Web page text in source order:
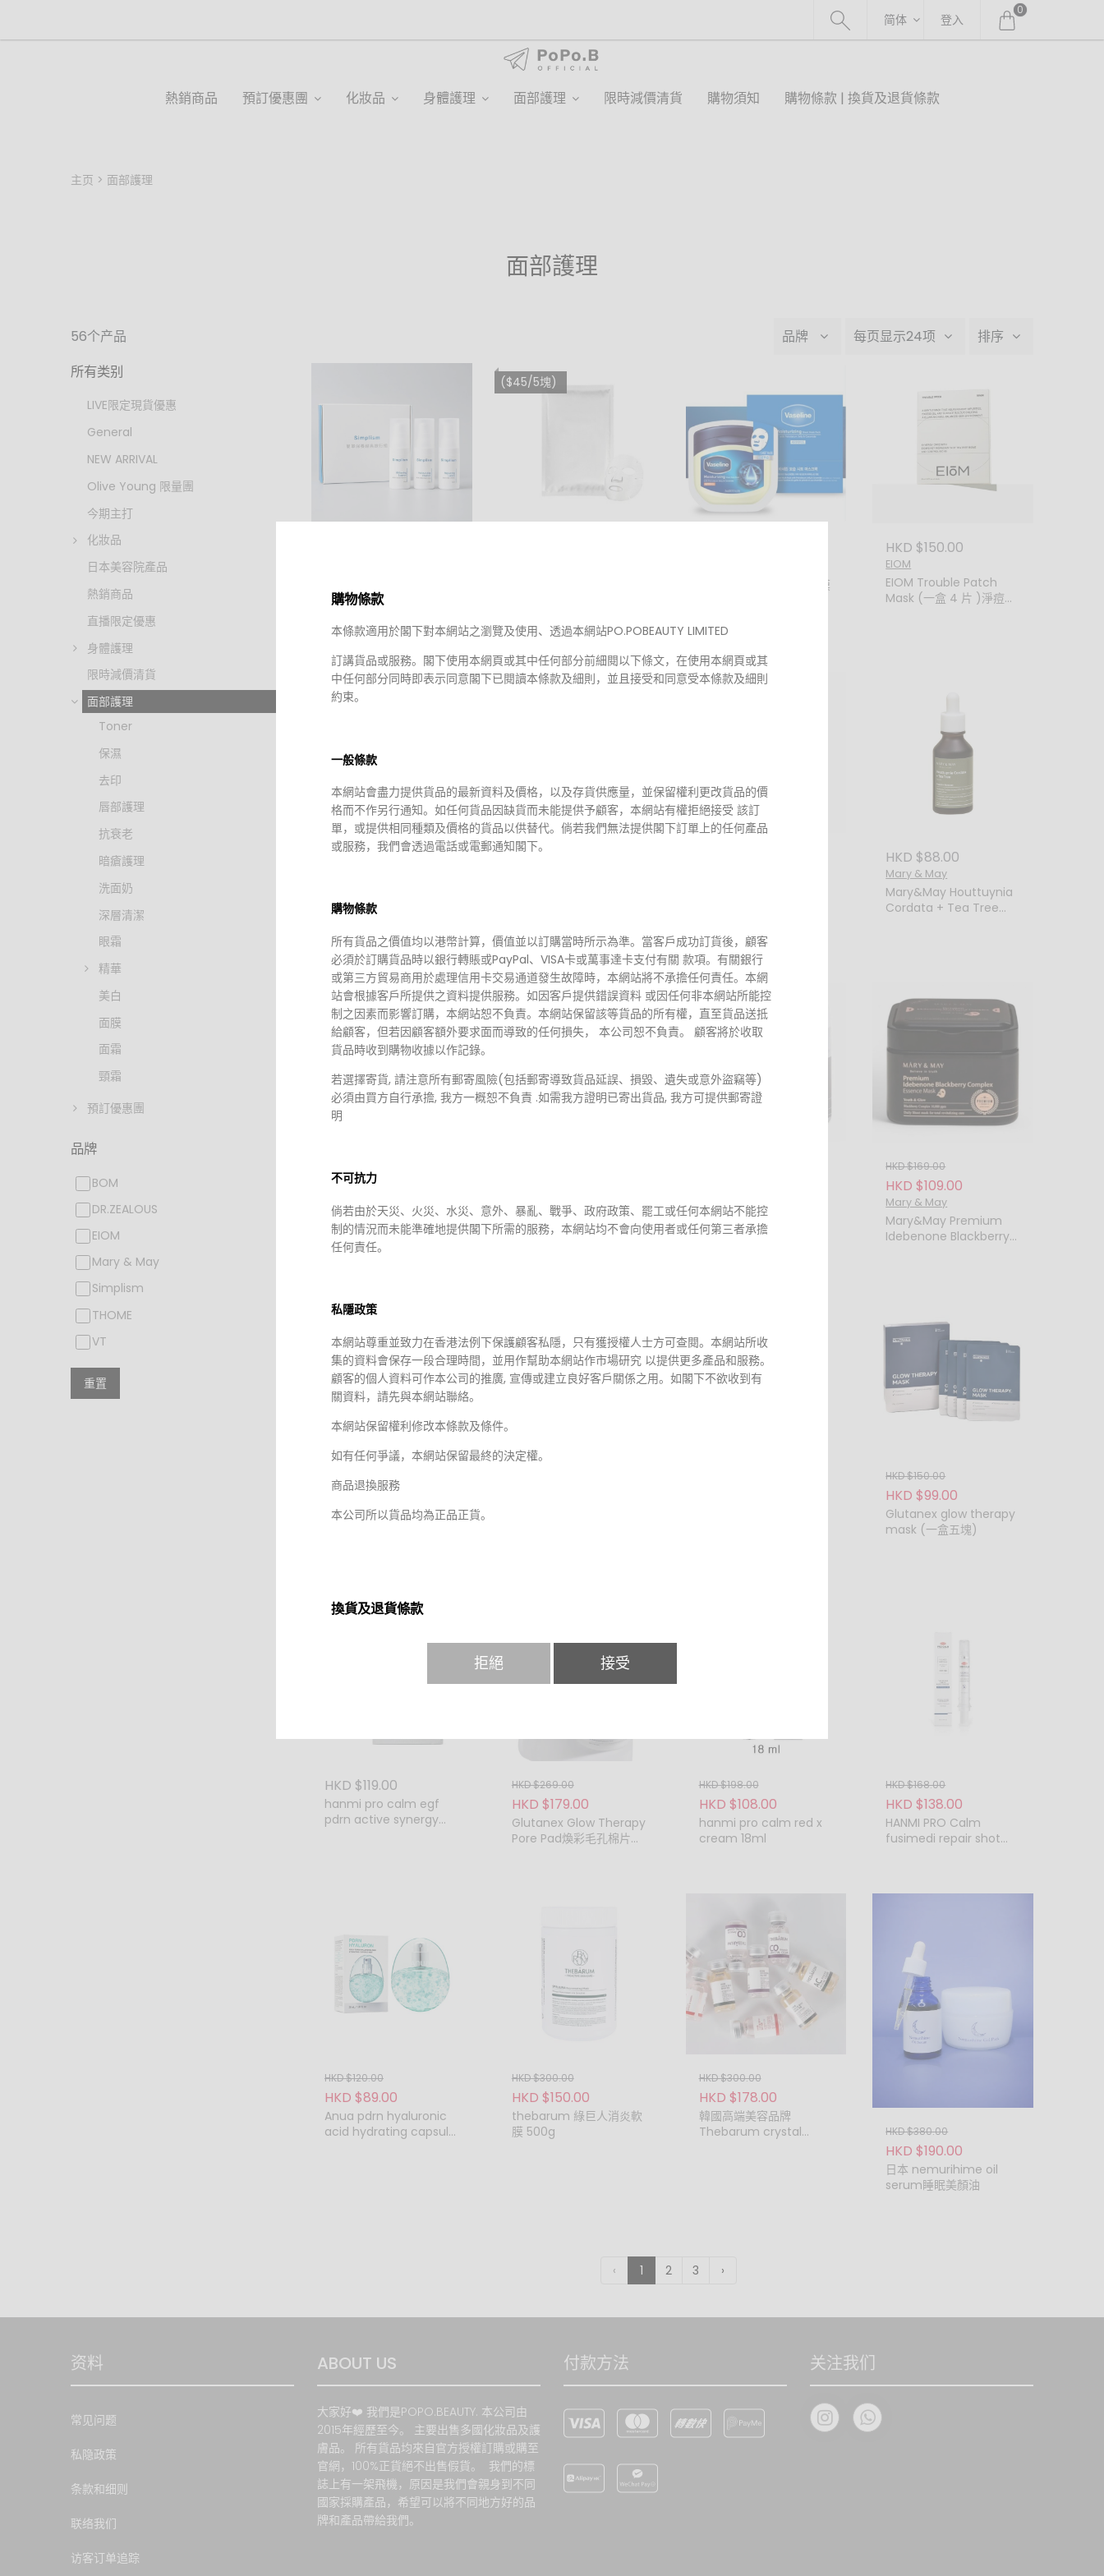
简体 登入
0
熱銷商品 預訂優惠團 化妝品 身體護理 面部護理 限時減價清貨 購物須知 購物條款 | 換貨及退貨條款
主页 面部護理
面部護理
品牌 每页显示24项 排序
56个产品
所有类别
LIVE限定現貨優惠
General
NEW ARRIVAL
Olive Young 限量團
今期主打
化妝品
日本美容院產品
熱銷商品
直播限定優惠
身體護理
限時減價清貨
面部護理
Toner
保濕
去印
唇部護理
抗衰老
暗瘡護理
洗面奶
深層清潔
眼霜
精華
美白
面膜
面霜
頸霜
預訂優惠團
品牌
BOM
DR.ZEALOUS
EIOM
Mary & May
Simplism
THOME
VT
重置
Simplism 簡單保養經典
($45/5塊)
Vaseline 凡士林保濕面膜
HKD $150.00
EIOM
EIOM Trouble Patch
Mask (一盒 4 片 )淨痘修
HKD $199.00
THOME CPR Triple-
Serum 30ML 三效協同抗
皺精華
HKD $39.00
Serum MINI 10ML 煙酰胺
+ 木瓜複合亮白精華
HKD $88.00
Mary & May
Mary&May Houttuynia
Cordata + Tea Tree
Mary & May
Mary&May 6 Peptide
Complex Serum 30ML
六勝肽複合精華
Mary & May
Mary&May Rose
Hyaluronic Hydra Wash
Mary & May
Mary&May
Niacinamide Vitamin C
HKD $169.00
HKD $109.00
Mary & May
Mary&May Premium
Idebenone Blackberry
HKD $115.00
Mary & May
HKD $150.00
HKD $99.00
Glutanex glow therapy
mask (一盒五塊)
HKD $119.00
hanmi pro calm egf
pdrn active synergy
HKD $269.00
HKD $179.00
Glutanex Glow Therapy
Pore Pad煥彩毛孔棉片
HKD $198.00
HKD $108.00
hanmi pro calm red x
cream 18ml
HKD $168.00
HKD $138.00
HANMI PRO Calm
fusimedi repair shot
HKD $120.00
HKD $89.00
Anua pdrn hyaluronic
acid hydrating capsule
HKD $300.00
HKD $150.00
thebarum 綠巨人消炎軟
膜 500g
HKD $300.00
HKD $178.00
韓國高端美容品牌
Thebarum crystal
HKD $380.00
HKD $190.00
日本 nemurihime oil
serum睡眠美顏油
‹ 1 2 3 ›
资料
常见问题
私隐政策
条款和细则
联络我们
访客订单追踪
ABOUT US
大家好❤️ 我們是POPO.BEAUTY. 本公司由
2015年經歷至今。 主要出售多國化妝品及護
膚品。 所有貨品均來自官方授權訂購或購至
官網，100%正貨絕不出售假貨。 我們的標
誌上有一架飛機，原因是我們會親身到不同
國家採購產品，希望可以將不同地方好的品
牌和產品帶給我們。
付款方法 关注我们
購物條款
本條款適用於閣下對本網站之瀏覽及使用、透過本網站PO.POBEAUTY LIMITED
訂講貨品或服務。閣下使用本網頁或其中任何部分前細閱以下條文，在使用本網頁或其
中任何部分同時即表示同意閣下已閱讀本條款及細則，並且接受和同意受本條款及細則
約束。
一般條款
本網站會盡力提供貨品的最新資料及價格，以及存貨供應量，並保留權利更改貨品的價
格而不作另行通知。如任何貨品因缺貨而未能提供予顧客，本網站有權拒絕接受 該訂
單，或提供相同種類及價格的貨品以供替代。倘若我們無法提供閣下訂單上的任何產品
或服務，我們會透過電話或電郵通知閣下。
購物條款
所有貨品之價值均以港幣計算，價值並以訂購當時所示為準。當客戶成功訂貨後，顧客
必須於訂購貨品時以銀行轉賬或PayPal、VISA卡或萬事達卡支付有關 款項。有關銀行
或第三方貿易商用於處理信用卡交易通道發生故障時，本網站將不承擔任何責任。本網
站會根據客戶所提供之資料提供服務。如因客戶提供錯誤資料 或因任何非本網站所能控
制之因素而影響訂購，本網站恕不負責。本網站保留該等貨品的所有權，直至貨品送抵
給顧客，但若因顧客額外要求面而導致的任何損失， 本公司恕不負責。 顧客將於收取
貨品時收到購物收據以作記錄。
若選擇寄貨, 請注意所有郵寄風險(包括郵寄導致貨品延誤、損毀、遺失或意外盜竊等)
必須由買方自行承擔, 我方一概恕不負責 .如需我方證明已寄出貨品, 我方可提供郵寄證
明
不可抗力
倘若由於天災、火災、水災、意外、暴亂、戰爭、政府政策、罷工或任何本網站不能控
制的情況而未能準確地提供閣下所需的服務，本網站均不會向使用者或任何第三者承擔
任何責任。
私隱政策
本網站尊重並致力在香港法例下保護顧客私隱，只有獲授權人士方可查閱。本網站所收
集的資料會保存一段合理時間，並用作幫助本網站作市場研究 以提供更多產品和服務。
顧客的個人資料可作本公司的推廣, 宣傳或建立良好客戶關係之用。如閣下不欲收到有
關資料，請先與本網站聯絡。
本網站保留權利修改本條款及條件。
如有任何爭議，本網站保留最終的決定權。
商品退換服務
本公司所以貨品均為正品正貨。
換貨及退貨條款
– 包裝有封條之產品:
如閣下於本公司購買的有封條之商品於7天內 (以收貨日起計算) 發現品牌, 款式錯誤，
– 包裝沒有封條之產品:
所有包裝沒有封條之產品因衛生問題，無論任何原因，都不設退換。請閣下於購買時小
如要更換或退貨，請保留購買資料，並保證商品完好， 並無任何人為損壞或使用 ，否
則恕未能提供更換或退貨服務，敬請見諒。貼身個人物品不設退換，敬請見諒。
如有任何爭議 ， 本公司保留最終決定權。
本公司保留對各條款及細則作出刪改的權利。
退貨退換服務。
以下情況或產品恕不接受退貨退款或退貨退換服務：
如任何爭議，PO.POBEAUTY網站保留最終決定權不得議異。
拒絕 接受